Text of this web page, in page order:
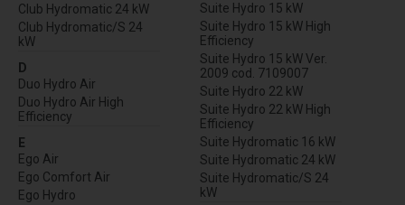
Club Hydromatic 24 kW
Club Hydromatic/S 24
kW
D
Duo Hydro Air
Duo Hydro Air High
Efficiency
E
Ego Air
Ego Comfort Air
Ego Hydro
Suite Hydro 15 kW
Suite Hydro 15 kW High
Efficiency
Suite Hydro 15 kW Ver.
2009 cod. 7109007
Suite Hydro 22 kW
Suite Hydro 22 kW High
Efficiency
Suite Hydromatic 16 kW
Suite Hydromatic 24 kW
Suite Hydromatic/S 24
kW